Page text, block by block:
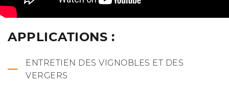
APPLICATIONS :
ENTRETIEN DES VIGNOBLES ET DES
VERGERS